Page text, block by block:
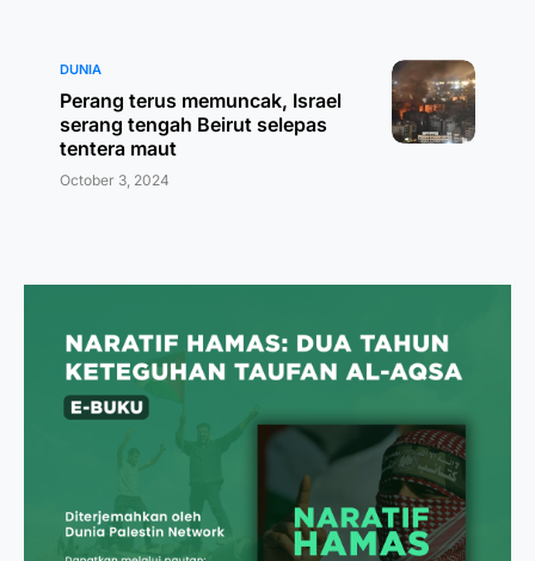
DUNIA
Perang terus memuncak, Israel
serang tengah Beirut selepas
tentera maut
October 3, 2024